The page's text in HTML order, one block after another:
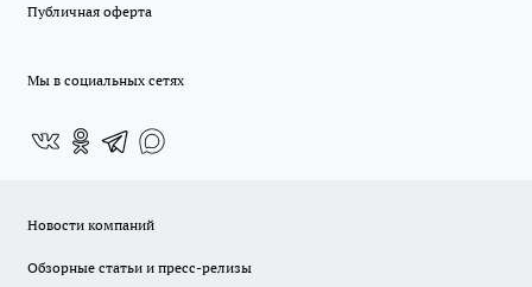
Публичная оферта
Мы в социальных сетях
Новости компаний
Обзорные статьи и пресс-релизы